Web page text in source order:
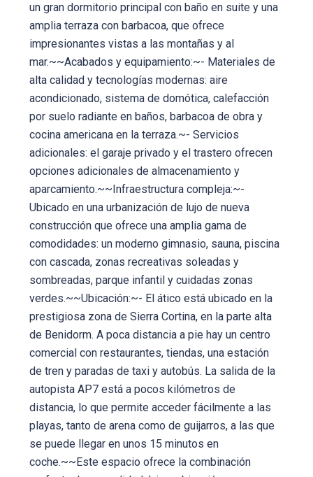
un gran dormitorio principal con baño en suite y una
amplia terraza con barbacoa, que ofrece
impresionantes vistas a las montañas y al
mar.~~Acabados y equipamiento:~- Materiales de
alta calidad y tecnologías modernas: aire
acondicionado, sistema de domótica, calefacción
por suelo radiante en baños, barbacoa de obra y
cocina americana en la terraza.~- Servicios
adicionales: el garaje privado y el trastero ofrecen
opciones adicionales de almacenamiento y
aparcamiento.~~Infraestructura compleja:~-
Ubicado en una urbanización de lujo de nueva
construcción que ofrece una amplia gama de
comodidades: un moderno gimnasio, sauna, piscina
con cascada, zonas recreativas soleadas y
sombreadas, parque infantil y cuidadas zonas
verdes.~~Ubicación:~- El ático está ubicado en la
prestigiosa zona de Sierra Cortina, en la parte alta
de Benidorm. A poca distancia a pie hay un centro
comercial con restaurantes, tiendas, una estación
de tren y paradas de taxi y autobús. La salida de la
autopista AP7 está a pocos kilómetros de
distancia, lo que permite acceder fácilmente a las
playas, tanto de arena como de guijarros, a las que
se puede llegar en unos 15 minutos en
coche.~~Este espacio ofrece la combinación